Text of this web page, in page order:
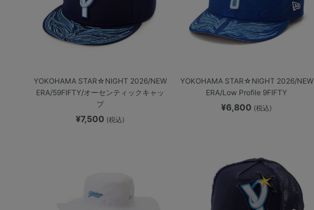
YOKOHAMA STAR☆NIGHT 2026/NEW
ERA/59FIFTY/オーセンティックキャッ
プ
¥7,500 (税込)
YOKOHAMA STAR☆NIGHT 2026/NEW
ERA/Low Profile 9FIFTY
¥6,800 (税込)